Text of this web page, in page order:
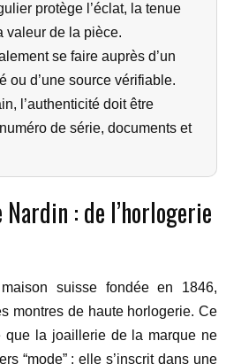
protège l’éclat, la tenue
valeur de la pièce.
se faire auprès d’un
ou d’une source vérifiable.
l’authenticité doit être
de série, documents et
Nardin : de l’horlogerie
suisse fondée en 1846,
montres de haute horlogerie. Ce
que la joaillerie de la marque ne
“mode” : elle s’inscrit dans une